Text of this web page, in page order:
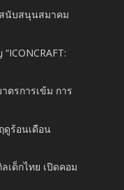
นับสนุนสมาคม
ตรการเข้ม การ
ดูร้อนเดือน
เด็กไทย เปิดคอม